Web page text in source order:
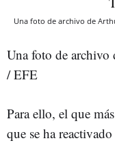
Una foto de archivo de
Una foto de
/ EFE
Para ello, el que
que se ha